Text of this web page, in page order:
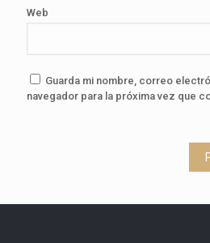
Web
Guarda mi nombre, correo
navegador para la próxima vez que